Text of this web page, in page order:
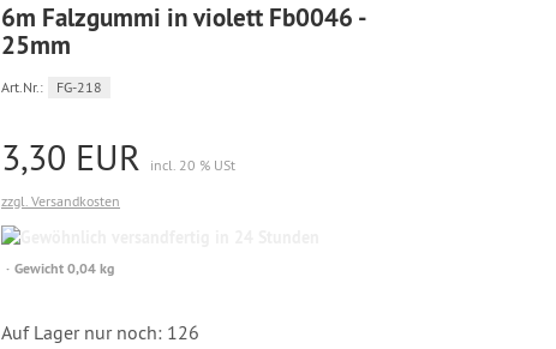
6m Falzgummi in violett Fb0046 -
25mm
Art.Nr.: FG-218
3,30 EUR
incl. 20 % USt
zzgl. Versandkosten
Gewicht 0,04 kg
Auf Lager nur noch: 126